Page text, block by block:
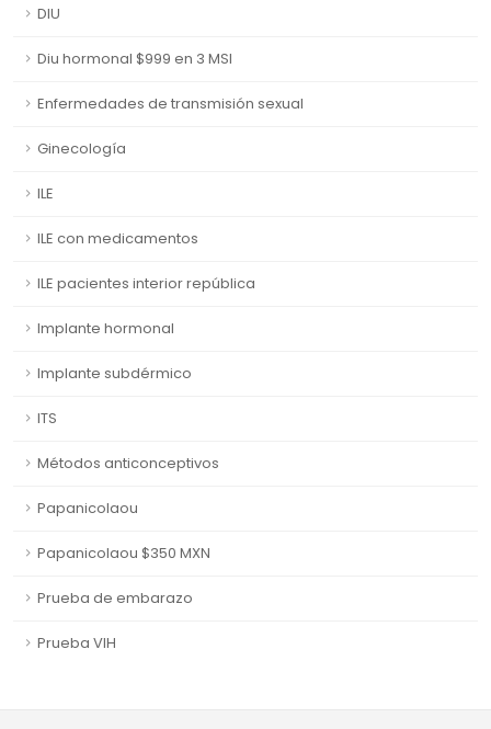
DIU
Diu hormonal $999 en 3 MSI
Enfermedades de transmisión sexual
Ginecología
ILE
ILE con medicamentos
ILE pacientes interior república
Implante hormonal
Implante subdérmico
ITS
Métodos anticonceptivos
Papanicolaou
Papanicolaou $350 MXN
Prueba de embarazo
Prueba VIH